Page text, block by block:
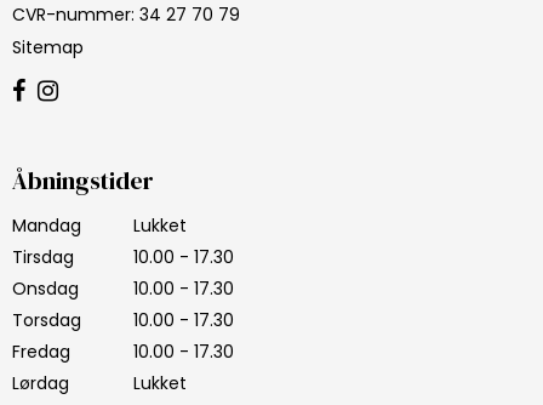
CVR-nummer: 34 27 70 79
Sitemap
Åbningstider
Mandag
Lukket
Tirsdag
10.00 - 17.30
Onsdag
10.00 - 17.30
Torsdag
10.00 - 17.30
Fredag
10.00 - 17.30
Lørdag
Lukket